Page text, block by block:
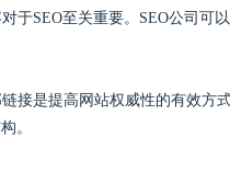
于SEO至关重要。SEO公司
接是提高网站权威性的有效方
。